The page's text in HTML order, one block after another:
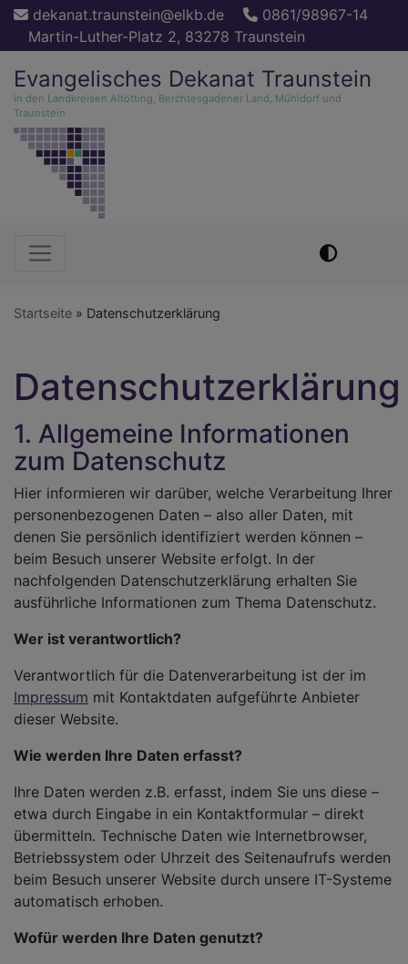
Direkt
Inhalt
dekanat.traunstein@elkb.de
0861/98967-14
Martin-Luther-Platz 2, 83278 Traunstein
Evangelisches Dekanat Traunstein
in den Landkreisen Altötting, Berchtesgadener Land, Mühldorf und
Traunstein
Hauptnavigation
Startseite Datenschutzerklärung
Datenschutzerklärung
1. Allgemeine Informationen
zum Datenschutz
Hier informieren wir darüber, welche Verarbeitung Ihrer
personenbezogenen Daten – also aller Daten, mit
denen Sie persönlich identifiziert werden können –
beim Besuch unserer Website erfolgt. In der
nachfolgenden Datenschutzerklärung erhalten Sie
ausführliche Informationen zum Thema Datenschutz.
Wer ist verantwortlich?
Verantwortlich für die Datenverarbeitung ist der im
Impressum mit Kontaktdaten aufgeführte Anbieter
dieser Website.
Wie werden Ihre Daten erfasst?
Ihre Daten werden z.B. erfasst, indem Sie uns diese –
etwa durch Eingabe in ein Kontaktformular – direkt
übermitteln. Technische Daten wie Internetbrowser,
Betriebssystem oder Uhrzeit des Seitenaufrufs werden
beim Besuch unserer Website durch unsere IT-Systeme
automatisch erhoben.
Wofür werden Ihre Daten genutzt?